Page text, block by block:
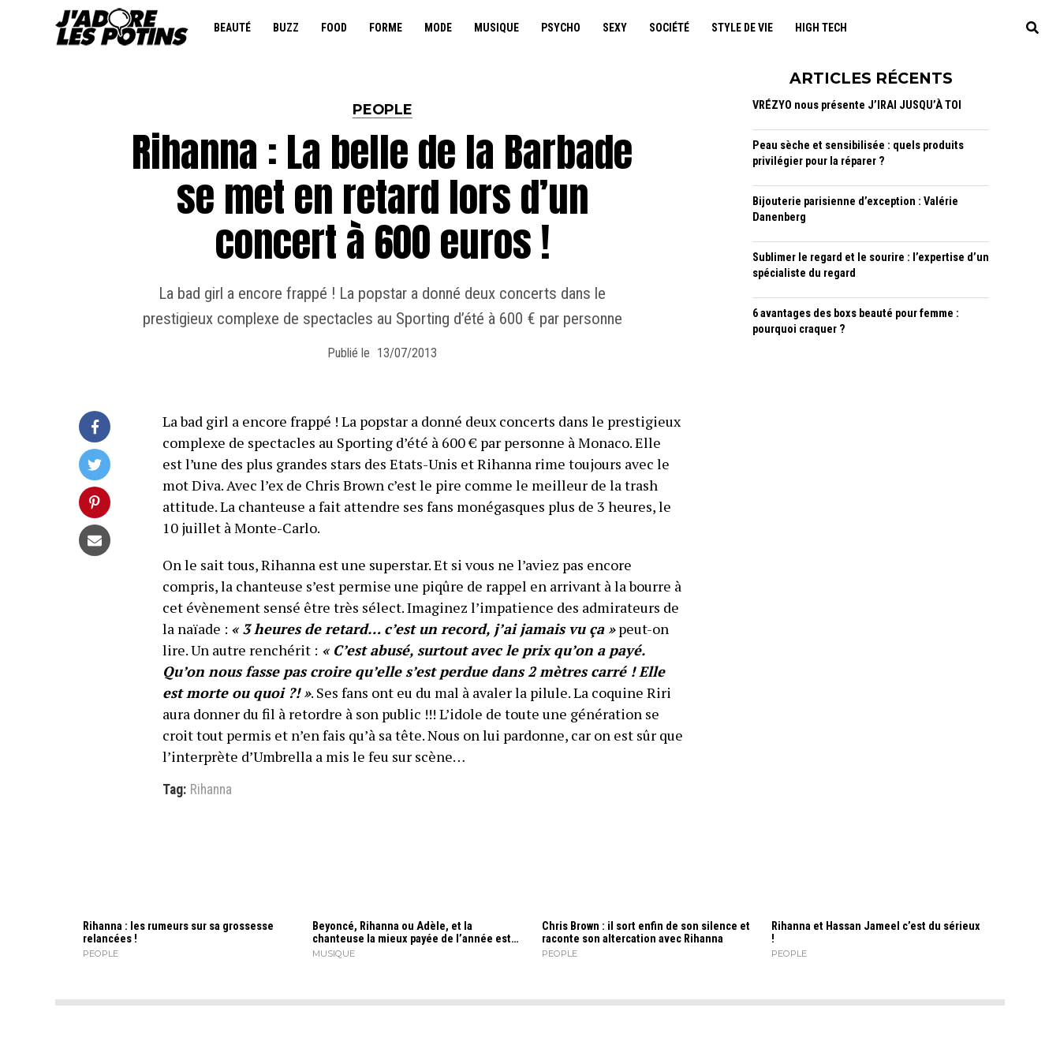
BEAUTÉ BUZZ FOOD FORME MODE MUSIQUE PSYCHO SEXY SOCIÉTÉ STYLE DE VIE HIGH TECH
PEOPLE
Rihanna : La belle de la Barbade
se met en retard lors d’un
concert à 600 euros !
La bad girl a encore frappé ! La popstar a donné deux concerts dans le
prestigieux complexe de spectacles au Sporting d’été à 600 € par personne
Publié le 13/07/2013
La bad girl a encore frappé ! La popstar a donné deux concerts dans le prestigieux
complexe de spectacles au Sporting d’été à 600 € par personne à Monaco. Elle
est l’une des plus grandes stars des Etats-Unis et Rihanna rime toujours avec le
mot Diva. Avec l’ex de Chris Brown c’est le pire comme le meilleur de la trash
attitude. La chanteuse a fait attendre ses fans monégasques plus de 3 heures, le
10 juillet à Monte-Carlo.
On le sait tous, Rihanna est une superstar. Et si vous ne l’aviez pas encore
compris, la chanteuse s’est permise une piqûre de rappel en arrivant à la bourre à
cet évènement sensé être très sélect. Imaginez l’impatience des admirateurs de
la naïade : « 3 heures de retard… c’est un record, j’ai jamais vu ça »peut-on
lire. Un autre renchérit : « C’est abusé, surtout avec le prix qu’on a payé.
Qu’on nous fasse pas croire qu’elle s’est perdue dans 2 mètres carré ! Elle
est morte ou quoi ?! ». Ses fans ont eu du mal à avaler la pilule. La coquine Riri
aura donner du fil à retordre à son public !!! L’idole de toute une génération se
croit tout permis et n’en fais qu’à sa tête. Nous on lui pardonne, car on est sûr que
l’interprète d’Umbrella a mis le feu sur scène…
Tag: Rihanna
ARTICLES RÉCENTS
VRÉZYO nous présente J’IRAI JUSQU’À TOI
Peau sèche et sensibilisée : quels produits
privilégier pour la réparer ?
Bijouterie parisienne d’exception : Valérie
Danenberg
Sublimer le regard et le sourire : l’expertise d’un
spécialiste du regard
6 avantages des boxs beauté pour femme :
pourquoi craquer ?
Rihanna : les rumeurs sur sa grossesse
relancées !
PEOPLE
Beyoncé, Rihanna ou Adèle, et la
chanteuse la mieux payée de l’année est…
MUSIQUE
Chris Brown : il sort enfin de son silence et
raconte son altercation avec Rihanna
PEOPLE
Rihanna et Hassan Jameel c’est du sérieux
!
PEOPLE